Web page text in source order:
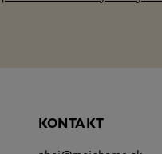
KONTAKT